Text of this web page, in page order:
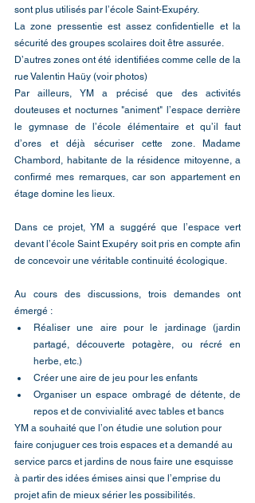
sont plus utilisés par l’école Saint-Exupéry.
La zone pressentie est assez confidentielle et la
sécurité des groupes scolaires doit être assurée.
D’autres zones ont été identifiées comme celle de la
rue Valentin Haüy (voir photos)
Par ailleurs, YM a précisé que des activités
douteuses et nocturnes "animent" l’espace derrière
le gymnase de l’école élémentaire et qu’il faut
d’ores et déjà sécuriser cette zone. Madame
Chambord, habitante de la résidence mitoyenne, a
confirmé mes remarques, car son appartement en
étage domine les lieux.
Dans ce projet, YM a suggéré que l’espace vert
devant l’école Saint Exupéry soit pris en compte afin
de concevoir une véritable continuité écologique.
Au cours des discussions, trois demandes ont
émergé :
Réaliser une aire pour le jardinage (jardin
partagé, découverte potagère, ou récré en
herbe, etc.)
Créer une aire de jeu pour les enfants
Organiser un espace ombragé de détente, de
repos et de convivialité avec tables et bancs
YM a souhaité que l’on étudie une solution pour
faire conjuguer ces trois espaces et a demandé au
service parcs et jardins de nous faire une esquisse
à partir des idées émises ainsi que l’emprise du
projet afin de mieux sérier les possibilités.